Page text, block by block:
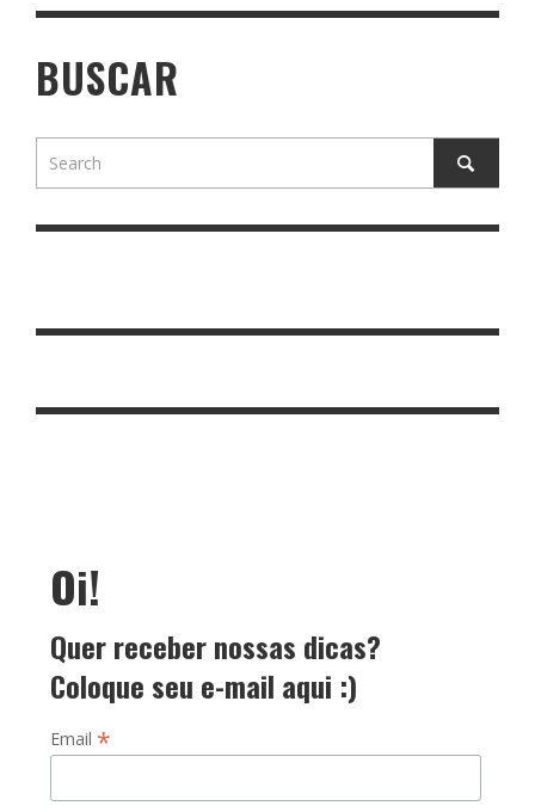
BUSCAR
Oi!
Quer receber nossas dicas?
Coloque seu e-mail aqui :)
Email *